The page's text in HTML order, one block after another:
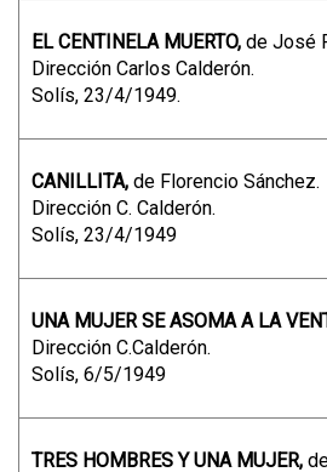
EL CENTINELA MUERTO, de José
Dirección Carlos Calderón.
Solís, 23/4/1949.
CANILLITA, de Florencio Sánchez.
Dirección C. Calderón.
Solís, 23/4/1949
UNA MUJER SE ASOMA A LA
Dirección C.Calderón.
Solís, 6/5/1949
TRES HOMBRES Y UNA MUJER,